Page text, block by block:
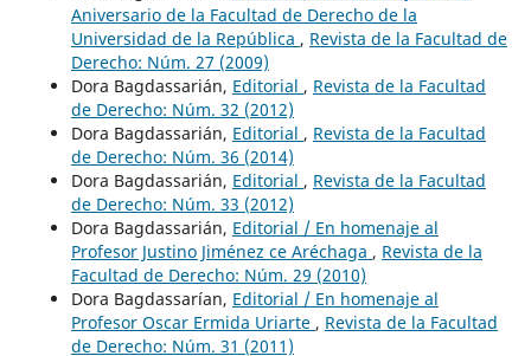
Aniversario de la Facultad de Derecho de la
Universidad de la República , Revista de la Facultad de
Derecho: Núm. 27 (2009)
Dora Bagdassarián, Editorial , Revista de la Facultad
de Derecho: Núm. 32 (2012)
Dora Bagdassarián, Editorial , Revista de la Facultad
de Derecho: Núm. 36 (2014)
Dora Bagdassarián, Editorial , Revista de la Facultad
de Derecho: Núm. 33 (2012)
Dora Bagdassarián, Editorial / En homenaje al
Profesor Justino Jiménez ce Aréchaga , Revista de la
Facultad de Derecho: Núm. 29 (2010)
Dora Bagdassarían, Editorial / En homenaje al
Profesor Oscar Ermida Uriarte , Revista de la Facultad
de Derecho: Núm. 31 (2011)